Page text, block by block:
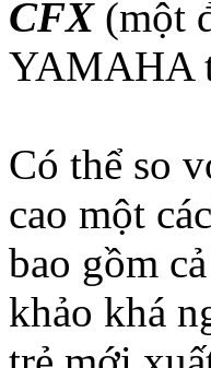
CFX (một
YAMAHA
Có thể so
cao một
bao gồm
khảo khá